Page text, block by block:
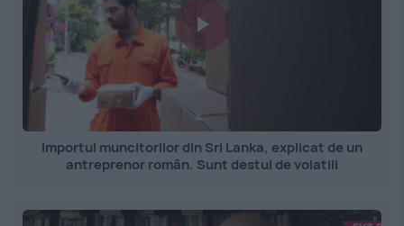
Importul muncitorilor din Sri Lanka, explicat de un
antreprenor român. Sunt destul de volatili